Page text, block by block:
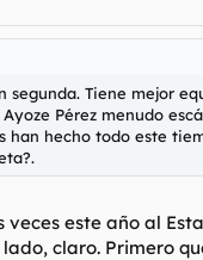
segunda. Tiene mejor
Pérez menudo
han hecho todo este
veces este año al
claro. Primero